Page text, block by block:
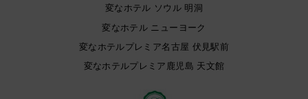
変なホテル ソウル 明洞
変なホテル ニューヨーク
変なホテルプレミア名古屋 伏見駅前
変なホテルプレミア鹿児島 天文館